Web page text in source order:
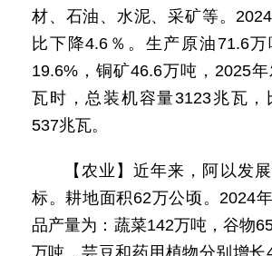
材、石油、水泥、采矿等。
比下降4.6％。生产原油71.6
19.6%，铜矿46.6万吨，2025
瓦时，总装机容量3123兆瓦，
537兆瓦。
【农业】近年来，阿以发
标。耕地面积62万公顷。2024
品产量为：蔬菜142万吨，谷物
万吨，芸豆和药用植物分别增长